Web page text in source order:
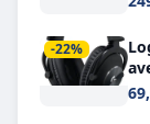
-22%